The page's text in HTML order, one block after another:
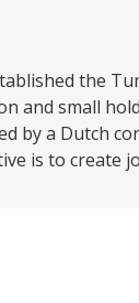
the
and small
by a Dutch
is to create